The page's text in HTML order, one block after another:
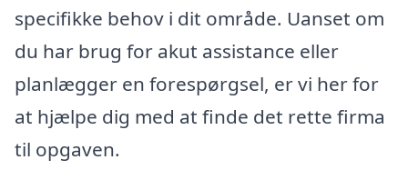
specifikke behov i dit område. Uanset om
du har brug for akut assistance eller
planlægger en forespørgsel, er vi her for
at hjælpe dig med at finde det rette firma
til opgaven.